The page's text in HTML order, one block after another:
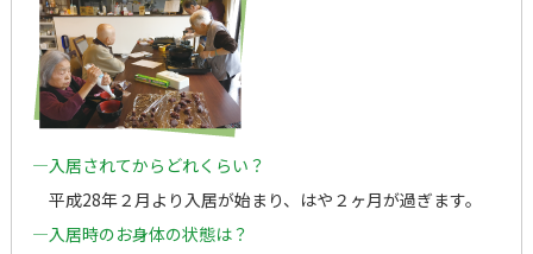
—入居されてからどれくらい？
平成28年２月より入居が始まり、はや２ヶ月が過ぎます。
—入居時のお身体の状態は？